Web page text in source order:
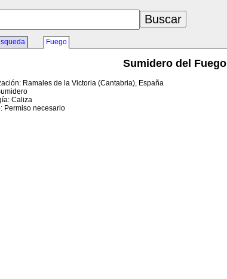
Fuego
Sumidero del Fuego
Ramales de la Victoria (Cantabria), España
Caliza
Permiso necesario